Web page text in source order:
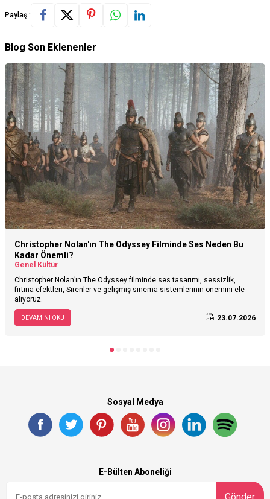
Paylaş :
Blog Son Eklenenler
Christopher Nolan'ın The Odyssey Filminde Ses Neden Bu
Kadar Önemli?
Genel Kültür
Christopher Nolan’ın The Odyssey filminde ses tasarımı, sessizlik,
fırtına efektleri, Sirenler ve gelişmiş sinema sistemlerinin önemini ele
alıyoruz.
DEVAMINI OKU 23.07.2026
Sosyal Medya
E-Bülten Aboneliği
Gönder